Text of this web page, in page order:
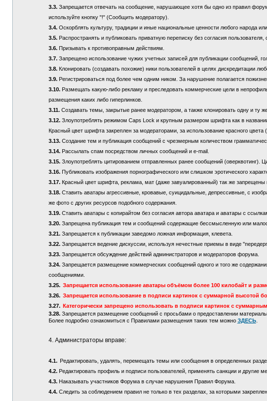
3.3.Запрещается отвечать на сообщение, нарушающее хотя бы одно из правил
используйте кнопку "!" (Сообщить модератору).
3.4.Оскорблять культуру, традиции и иные национальные ценности любого народа
3.5.Распространять и публиковать приватную переписку без согласия пользователя,
3.6.Призывать к противоправным действиям.
3.7.Запрещено использование чужих учетных записей для публикации сообщений,
3.8.Клонировать (создавать похожие) ники пользователей в целях дискредитации
3.9.Регистрироваться под более чем одним ником. За нарушение полагается
3.10.Размещать какую-либо рекламу и преследовать коммерческие цели в
размещения каких либо гиперлинков.
3.11.Создавать темы, закрытые ранее модератором, а также клонировать одну и ту
3.12.Злоупотреблять режимом Caps Lock и крупным размером шрифта как в
Красный цвет шрифта закреплен за модераторами, за использование красного
3.13.Создание тем и публикация сообщений с чрезмерным количеством
3.14.Рассылать спам посредством личных сообщений и e-mail.
3.15.Злоупотреблять цитированием отправленных ранее сообщений (оверквотинг).
3.16.Публиковать изображения порнографического или слишком эротического
3.17.Красный цвет шрифта, реклама, мат (даже завуалированный) так же запрещены
3.18.Ставить аватары агрессивные, кровавые, суицидальные, депрессивные, с
же фото с других ресурсов подобного содержания.
3.19.Ставить аватары с копирайтом без согласия автора аватара и аватары с
3.20.Запрещена публикация тем и сообщений содержащие бессмысленную или
3.21.Запрещается к публикации заведомо ложная информация, клевета.
3.22.Запрещается ведение дискуссии, используя нечестные приемы в виде
3.23.Запрещается обсуждение действий администраторов и модераторов форума.
3.24.Запрещается размещение коммерческих сообщений одного и того же
сообщениями.
3.25. Запрещается использование аватары объёмом более 100 килобайт и
3.26. Запрещается использование в подписи картинок с суммарной высотой
3.27. Категорически запрещено использовать в подписи картинок с
3.28. Запрещается размещение сообщений с просьбами о предоставлении
Более подробно ознакомиться с Правилами размещения таких тем можно ЗДЕСЬ.
4. Администраторы вправе:
4.1. Редактировать, удалять, перемещать темы или сообщения в определенных
4.2.Редактировать профиль и подписи пользователей, применять санкции и
4.3.Наказывать участников Форума в случае нарушения Правил Форума.
4.4.Следить за соблюдением правил не только в тех разделах, за которыми